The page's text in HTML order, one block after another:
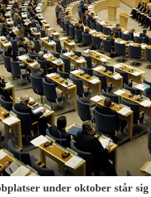
under oktober står